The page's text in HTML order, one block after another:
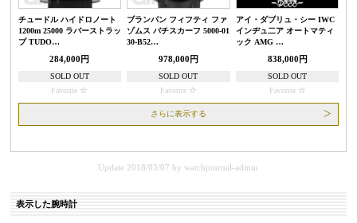
チュードル ハイドロノート
1200m 25000 ラバーストラッ
プ TUDO…
284,000円
SOLD OUT
Favorite
ブランパン フィフティ ファ
ゾムス バチスカーフ 5000-01
30-B52…
978,000円
SOLD OUT
Favorite
アイ・ダブリュ・シー IWC
インヂュ二ア オートマティ
ック AMG …
838,000円
SOLD OUT
Favorite
さらに表示する
Update 2018/03/07 bywatchjournal-admin
表示した腕時計